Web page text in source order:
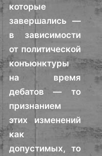
которые
завершались —
в зависимости
от политической
конъюнктуры
на время
дебатов — то
признанием
этих изменений
как
допустимых, то